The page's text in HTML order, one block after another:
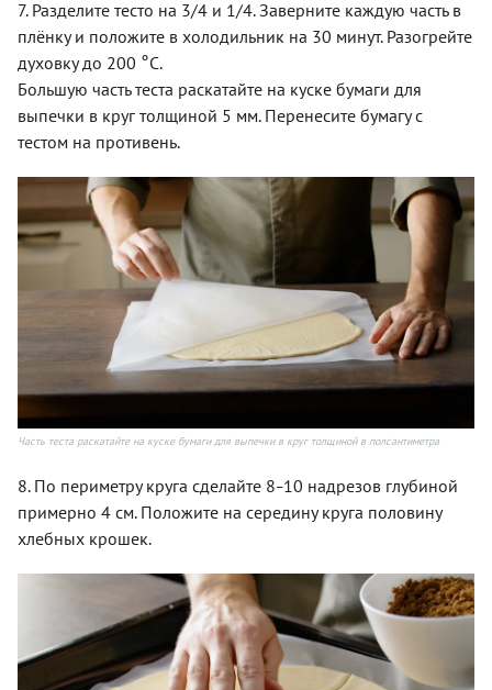
7. Разделите тесто на 3/4 и 1/4. Заверните каждую часть в
плёнку и положите в холодильник на 30 минут. Разогрейте
духовку до 200 °С.
Большую часть теста раскатайте на куске бумаги для
выпечки в круг толщиной 5 мм. Перенесите бумагу с
тестом на противень.
Часть теста раскатайте на куске бумаги для выпечки в круг толщиной в полсантиметра
8. По периметру круга сделайте 8–10 надрезов глубиной
примерно 4 см. Положите на середину круга половину
хлебных крошек.